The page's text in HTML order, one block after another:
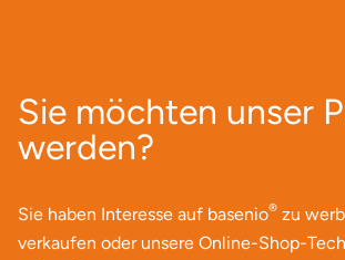
Sie möchten unser
werden?
Sie haben Interesse auf basenio® zu
verkaufen oder unsere Online-Shop-
Mainz
Mecklenburgische Seenplatte